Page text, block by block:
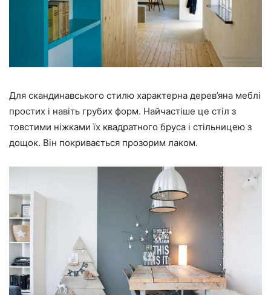
Для скандинавського стилю характерна дерев’яна меблі
простих і навіть грубих форм. Найчастіше це стіл з
товстими ніжками їх квадратного бруса і стільницею з
дощок. Він покривається прозорим лаком.